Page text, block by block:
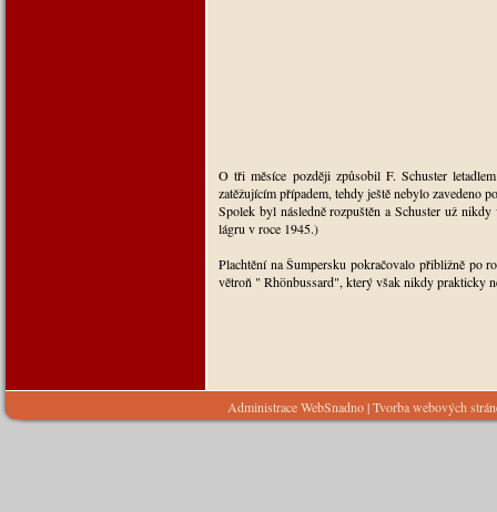
O tři měsíce později způsobil F. Schuster
zatěžujícím případem, tehdy ještě nebylo zavedeno
Spolek byl následně rozpuštěn a Schuster už
lágru v roce 1945.)
Plachtění na Šumpersku pokračovalo přibližně po
větroň " Rhönbussard", který však nikdy prakticky
Administrace WebSnadno|Tvorba webových